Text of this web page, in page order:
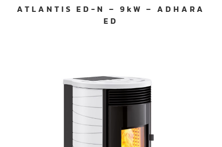
ATLANTIS ED-N – 9kW – ADHARA
ED